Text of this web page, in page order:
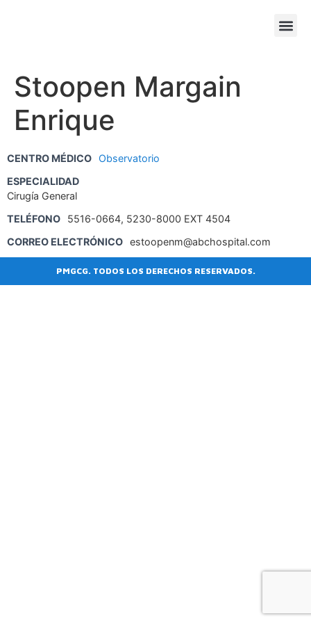
Stoopen Margain
Enrique
CENTRO MÉDICO Observatorio
ESPECIALIDAD
Cirugía General
TELÉFONO
5516-0664, 5230-8000 EXT 4504
CORREO ELECTRÓNICO estoopenm@abchospital.com
PMGCG. TODOS LOS DERECHOS RESERVADOS.